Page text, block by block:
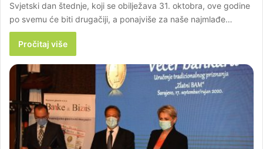
Svjetski dan štednje, koji se obilježava 31. oktobra, ove godine
po svemu će biti drugačiji, a ponajviše za naše najmlađe…
Pročitaj više